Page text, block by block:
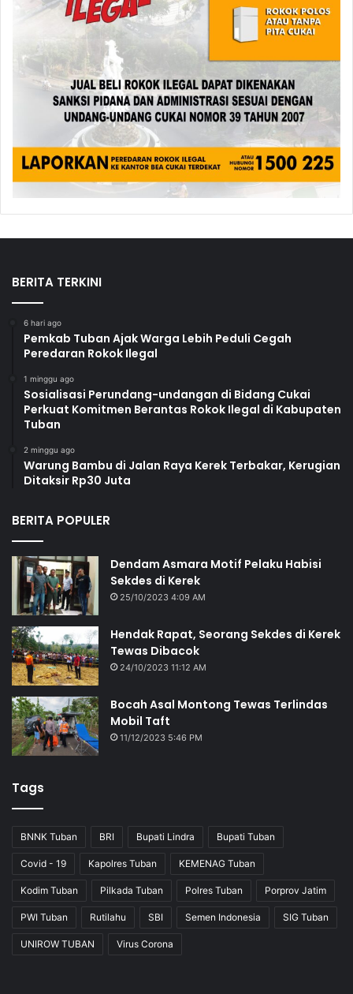
BERITA TERKINI
6 hari ago
Pemkab Tuban Ajak Warga Lebih Peduli Cegah
Peredaran Rokok Ilegal
1 minggu ago
Sosialisasi Perundang-undangan di Bidang Cukai
Perkuat Komitmen Berantas Rokok Ilegal di Kabupaten
Tuban
2 minggu ago
Warung Bambu di Jalan Raya Kerek Terbakar, Kerugian
Ditaksir Rp30 Juta
BERITA POPULER
Dendam Asmara Motif Pelaku Habisi
Sekdes di Kerek
25/10/2023 4:09 AM
Hendak Rapat, Seorang Sekdes di Kerek
Tewas Dibacok
24/10/2023 11:12 AM
Bocah Asal Montong Tewas Terlindas
Mobil Taft
11/12/2023 5:46 PM
Tags
BNNK Tuban BRI Bupati Lindra Bupati Tuban
Covid - 19 Kapolres Tuban KEMENAG Tuban
Kodim Tuban Pilkada Tuban Polres Tuban Porprov Jatim
PWI Tuban Rutilahu SBI Semen Indonesia SIG Tuban
UNIROW TUBAN Virus Corona